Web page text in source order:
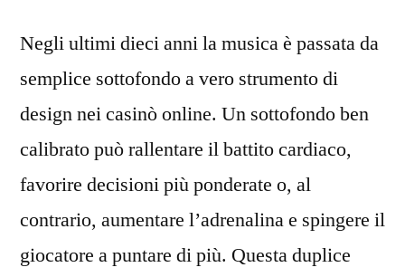
Musica
la
Chiave
del
Come
le
Sonore
Negli ultimi dieci anni la musica è passata da
semplice sottofondo a vero strumento di
design nei casinò online. Un sottofondo ben
calibrato può rallentare il battito cardiaco,
favorire decisioni più ponderate o, al
contrario, aumentare l’adrenalina e spingere il
giocatore a puntare di più. Questa duplice